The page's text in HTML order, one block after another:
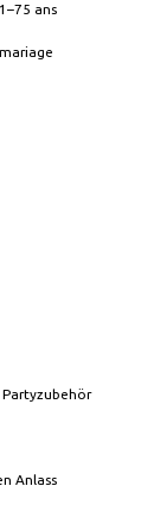
ans
Partyzubehör
Anlass